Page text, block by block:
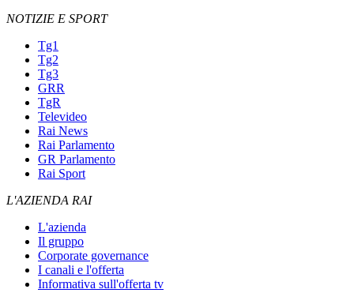
NOTIZIE E SPORT
Tg1
Tg2
Tg3
GRR
TgR
Televideo
Rai News
Rai Parlamento
GR Parlamento
Rai Sport
L'AZIENDA RAI
L'azienda
Il gruppo
Corporate governance
I canali e l'offerta
Informativa sull'offerta tv